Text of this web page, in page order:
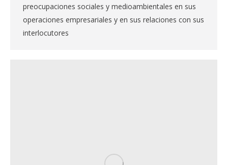
preocupaciones sociales y medioambientales en sus
operaciones empresariales y en sus relaciones con sus
interlocutores